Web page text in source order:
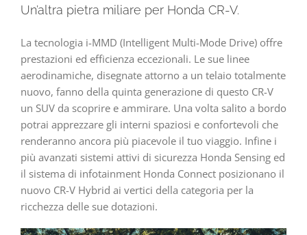
Un’altra pietra miliare per Honda CR-V.
La tecnologia i-MMD (Intelligent Multi-Mode Drive) offre
prestazioni ed efficienza eccezionali. Le sue linee
aerodinamiche, disegnate attorno a un telaio totalmente
nuovo, fanno della quinta generazione di questo CR-V
un SUV da scoprire e ammirare. Una volta salito a bordo
potrai apprezzare gli interni spaziosi e confortevoli che
renderanno ancora più piacevole il tuo viaggio. Infine i
più avanzati sistemi attivi di sicurezza Honda Sensing ed
il sistema di infotainment Honda Connect posizionano il
nuovo CR-V Hybrid ai vertici della categoria per la
ricchezza delle sue dotazioni.